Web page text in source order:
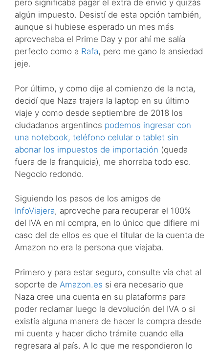
pero significaba pagar el extra de envío y quizás
algún impuesto. Desistí de esta opción también,
aunque si hubiese esperado un mes más
aprovechaba el Prime Day y por ahí me salía
perfecto como a Rafa, pero me gano la ansiedad
jeje.
Por último, y como dije al comienzo de la nota,
decidí que Naza trajera la laptop en su último
viaje y como desde septiembre de 2018 los
ciudadanos argentinos podemos ingresar con
una notebook, teléfono celular o tablet sin
abonar los impuestos de importación (queda
fuera de la franquicia), me ahorraba todo eso.
Negocio redondo.
Siguiendo los pasos de los amigos de
InfoViajera, aproveche para recuperar el 100%
del IVA en mi compra, en lo único que difiere mi
caso del de ellos es que el titular de la cuenta de
Amazon no era la persona que viajaba.
Primero y para estar seguro, consulte vía chat al
soporte de Amazon.es si era necesario que
Naza cree una cuenta en su plataforma para
poder reclamar luego la devolución del IVA o si
existía alguna manera de hacer la compra desde
mi cuenta y hacer dicho trámite cuando ella
regresara al país. A lo que me respondieron lo